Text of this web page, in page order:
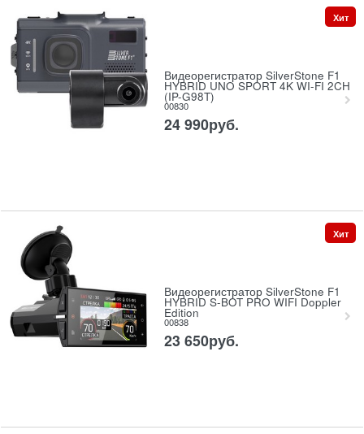
Видеорегистратор SilverStone F1
HYBRID UNO SPORT 4K WI-FI 2CH
(IP-G98T)
00830
24 990руб.
Хит
Видеорегистратор SilverStone F1
HYBRID S-BOT PRO WIFI Doppler
Edition
00838
23 650руб.
Хит